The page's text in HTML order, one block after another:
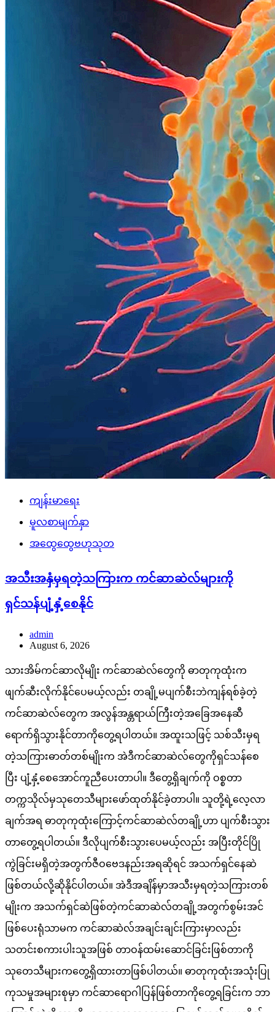
ကျန်းမာရေး
မူလစာမျက်နှာ
အထွေထွေဗဟုသုတ
အသီးအနှံမှရတဲ့သကြားက ကင်ဆာဆဲလ်များကို
ရှင်သန်ပျံ့နှံ့စေနိုင်
admin
August 6, 2026
သားအိမ်ကင်ဆာလိုမျိုး ကင်ဆာဆဲလ်တွေကို ဓာတုကုထုံးက
ဖျက်ဆီးလိုက်နိုင်ပေမယ့်လည်း တချို့မပျက်စီးဘဲကျန်ရစ်ခဲ့တဲ့
ကင်ဆာဆဲလ်တွေက အလွန်အန္တရာယ်ကြီးတဲ့အခြေအနေဆီ
ရောက်ရှိသွားနိုင်တာကိုတွေ့ရပါတယ်။ အထူးသဖြင့် သစ်သီးမှရ
တဲ့သကြားဓာတ်တစ်မျိုးက အဲဒီကင်ဆာဆဲလ်တွေကိုရှင်သန်စေ
ပြီး ပျံ့နှံ့စေအောင်ကူညီပေးတာပါ။ ဒီတွေ့ရှိချက်ကို ဝစ္စတာ
တက္ကသိုလ်မှသုတေသီများဖော်ထုတ်နိုင်ခဲ့တာပါ။ သူတို့ရဲ့လေ့လာ
ချက်အရ ဓာတုကုထုံးကြောင့်ကင်ဆာဆဲလ်တချို့ဟာ ပျက်စီးသွား
တာတွေ့ရပါတယ်။ ဒီလိုပျက်စီးသွားပေမယ့်လည်း အပြီးတိုင်ပြို
ကွဲခြင်းမရှိတဲ့အတွက်ဇီဝဗေဒနည်းအရဆိုရင် အသက်ရှင်နေဆဲ
ဖြစ်တယ်လို့ဆိုနိုင်ပါတယ်။ အဲဒီအချိန်မှာအသီးမှရတဲ့သကြားတစ်
မျိုးက အသက်ရှင်ဆဲဖြစ်တဲ့ကင်ဆာဆဲလ်တချို့အတွက်စွမ်းအင်
ဖြစ်ပေးရုံသာမက ကင်ဆာဆဲလ်အချင်းချင်းကြားမှာလည်း
သတင်းစကားပါးသူအဖြစ် တာဝန်ထမ်းဆောင်ခြင်းဖြစ်တာကို
သုတေသီများကတွေ့ရှိထားတာဖြစ်ပါတယ်။ ဓာတုကုထုံးအသုံးပြု
ကုသမှုအများစုမှာ ကင်ဆာရောဂါပြန်ဖြစ်တာကိုတွေ့ရခြင်းက ဘာ